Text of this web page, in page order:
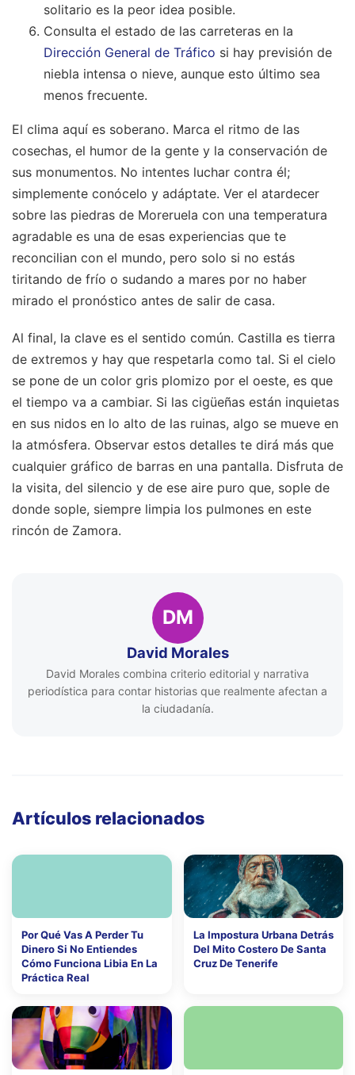
solitario es la peor idea posible.
Consulta el estado de las carreteras en la
Dirección General de Tráfico si hay previsión de
niebla intensa o nieve, aunque esto último sea
menos frecuente.
El clima aquí es soberano. Marca el ritmo de las
cosechas, el humor de la gente y la conservación de
sus monumentos. No intentes luchar contra él;
simplemente conócelo y adáptate. Ver el atardecer
sobre las piedras de Moreruela con una temperatura
agradable es una de esas experiencias que te
reconcilian con el mundo, pero solo si no estás
tiritando de frío o sudando a mares por no haber
mirado el pronóstico antes de salir de casa.
Al final, la clave es el sentido común. Castilla es tierra
de extremos y hay que respetarla como tal. Si el cielo
se pone de un color gris plomizo por el oeste, es que
el tiempo va a cambiar. Si las cigüeñas están inquietas
en sus nidos en lo alto de las ruinas, algo se mueve en
la atmósfera. Observar estos detalles te dirá más que
cualquier gráfico de barras en una pantalla. Disfruta de
la visita, del silencio y de ese aire puro que, sople de
donde sople, siempre limpia los pulmones en este
rincón de Zamora.
DM
David Morales
David Morales combina criterio editorial y narrativa
periodística para contar historias que realmente afectan a
la ciudadanía.
Artículos relacionados
Por Qué Vas A Perder Tu
Dinero Si No Entiendes
Cómo Funciona Libia En La
Práctica Real
La Impostura Urbana Detrás
Del Mito Costero De Santa
Cruz De Tenerife